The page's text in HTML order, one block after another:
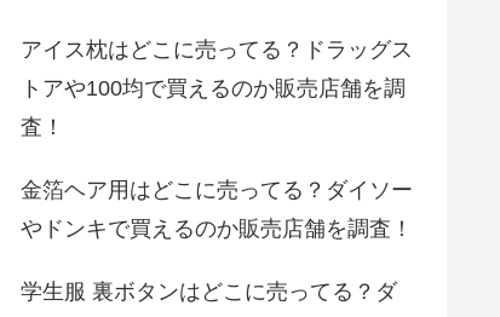
アイス枕はどこに売ってる？ドラッグス
トアや100均で買えるのか販売店舗を調
査！
金箔ヘア用はどこに売ってる？ダイソー
やドンキで買えるのか販売店舗を調査！
学生服 裏ボタンはどこに売ってる？ダ